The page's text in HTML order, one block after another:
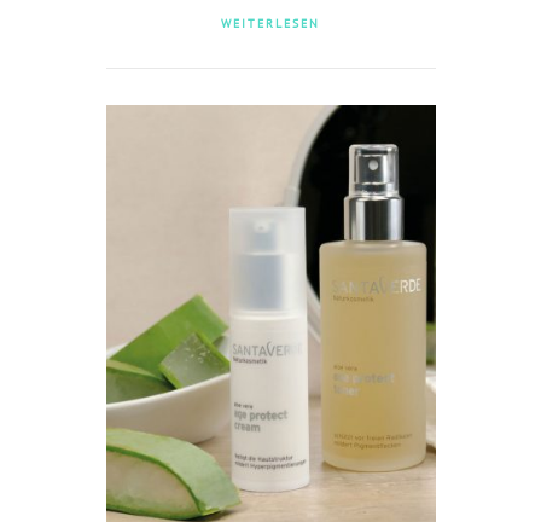
WEITERLESEN